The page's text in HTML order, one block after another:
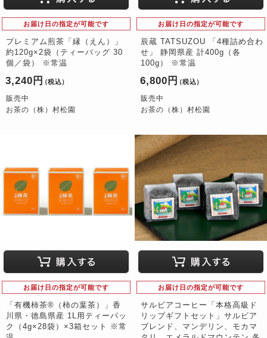
お届け日の指定が可能です
プレミアム煎茶「縁（えん）」
約120g×2袋（ティーバッグ 30
個／袋） ※常温
3,240円 （税込）
販売中
お茶の（株）村松園
お届け日の指定が可能です
辰蔵 TATSUZOU 「4種詰め合わ
せ」 静岡県産 計400g（各
100g） ※常温
6,800円 （税込）
販売中
お茶の（株）村松園
お届け日の指定が可能です
「有機柿茶®（柿の葉茶）」香
川県・徳島県産 1L用ティーパッ
ク（4g×28袋）×3箱セット ※常
お届け日の指定が可能です
サルビアコーヒー「本格高級ド
リップギフトセット」サルビア
ブレンド、マンデリン、モカマ